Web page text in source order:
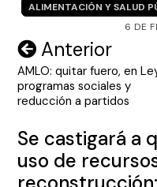
ALIMENTACIÓN Y SALUD
6 DE
Navegación
de
entradas
Anterior
AMLO: quitar fuero, en
programas sociales y
reducción a partidos
Se castigará a
uso de